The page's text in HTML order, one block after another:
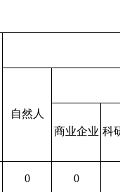
自然人
商业企业 科
0 0